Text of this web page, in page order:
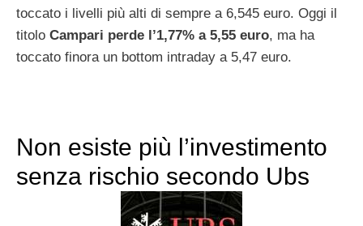
toccato i livelli più alti di sempre a 6,545 euro. Oggi il
titolo Campari perde l’1,77% a 5,55 euro, ma ha
toccato finora un bottom intraday a 5,47 euro.
Non esiste più l’investimento
senza rischio secondo Ubs